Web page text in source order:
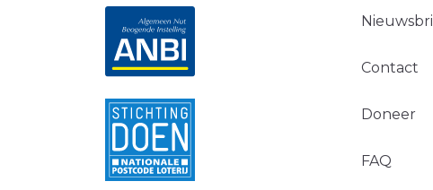
Contact
Doneer
FAQ